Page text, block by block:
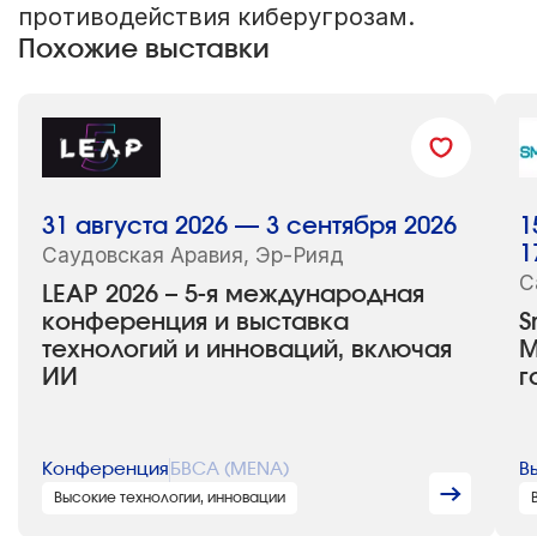
противодействия киберугрозам.
Похожие выставки
LEAP 2026 – 5-я международная
конференция и выставка
технологий и инноваций, включая
ИИ
31 августа 2026 — 3 сентября 2026
Саудовская Аравия, Эр-Рияд
Конференция БВСА (MENA)
Высокие технологии, инновации